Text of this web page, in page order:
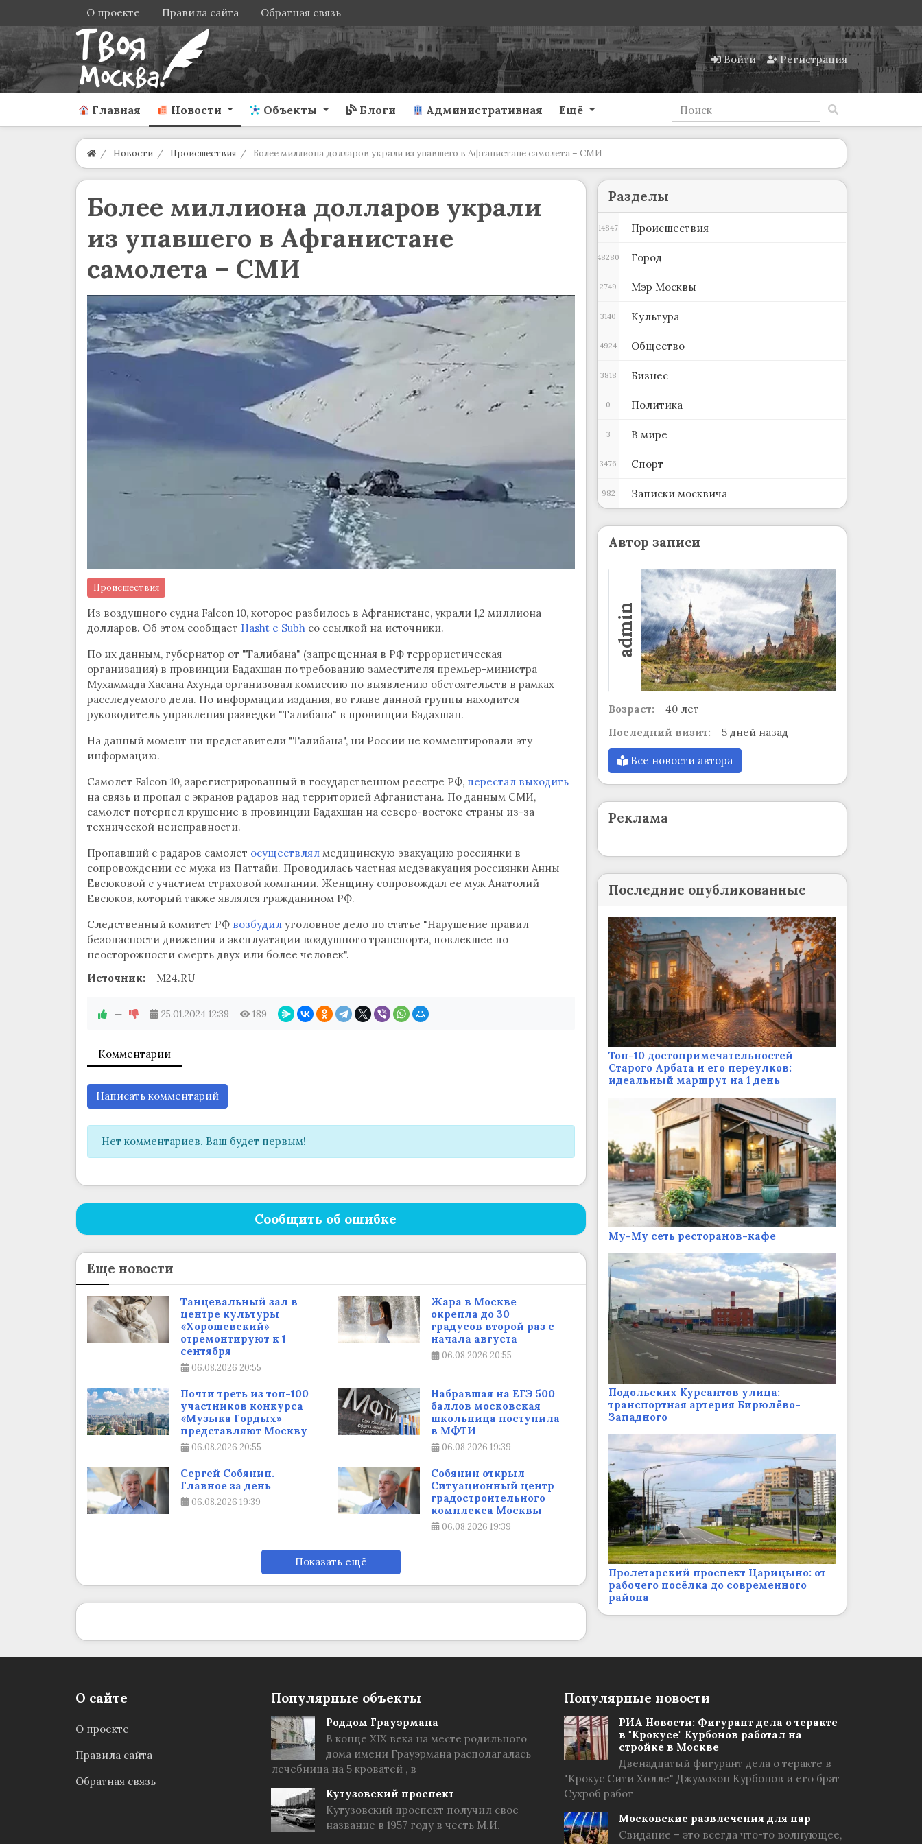
О проекте Правила сайта Обратная связь
Войти Регистрация
Главная Новости Объекты Блоги Административная Ещё
Новости Происшествия Более миллиона долларов украли из упавшего в Афганистане самолета – СМИ
Более миллиона долларов украли
из упавшего в Афганистане
самолета – СМИ
Происшествия
Из воздушного судна Falcon 10, которое разбилось в Афганистане, украли 1,2 миллиона
долларов. Об этом сообщает Hasht e Subhсо ссылкой на источники.
По их данным, губернатор от "Талибана" (запрещенная в РФ террористическая
организация) в провинции Бадахшан по требованию заместителя премьер-министра
Мухаммада Хасана Ахунда организовал комиссию по выявлению обстоятельств в рамках
расследуемого дела. По информации издания, во главе данной группы находится
руководитель управления разведки "Талибана" в провинции Бадахшан.
На данный момент ни представители "Талибана", ни России не комментировали эту
информацию.
Самолет Falcon 10, зарегистрированный в государственном реестре РФ, перестал выходить
на связь и пропал с экранов радаров над территорией Афганистана. По данным СМИ,
самолет потерпел крушение в провинции Бадахшан на северо-востоке страны из-за
технической неисправности.
Пропавший с радаров самолет осуществлялмедицинскую эвакуацию россиянки в
сопровождении ее мужа из Паттайи. Проводилась частная медэвакуация россиянки Анны
Евсюковой с участием страховой компании. Женщину сопровождал ее муж Анатолий
Евсюков, который также являлся гражданином РФ.
Следственный комитет РФ возбудилуголовное дело по статье "Нарушение правил
безопасности движения и эксплуатации воздушного транспорта, повлекшее по
неосторожности смерть двух или более человек".
Источник:
M24.RU
— 25.01.2024 12:39 189
Комментарии
Написать комментарий
Нет комментариев. Ваш будет первым!
Сообщить об ошибке
Еще новости
Танцевальный зал в
центре культуры
«Хорошевский»
отремонтируют к 1
сентября
06.08.2026 20:55
Жара в Москве
окрепла до 30
градусов второй раз с
начала августа
06.08.2026 20:55
Почти треть из топ-100
участников конкурса
«Музыка Гордых»
представляют Москву
06.08.2026 20:55
Набравшая на ЕГЭ 500
баллов московская
школьница поступила
в МФТИ
06.08.2026 19:39
Сергей Собянин.
Главное за день
06.08.2026 19:39
Собянин открыл
Ситуационный центр
градостроительного
комплекса Москвы
06.08.2026 19:39
Показать ещё
Разделы
Происшествия
14847
Город
48280
Мэр Москвы
2749
Культура
3140
Общество
4924
Бизнес
3818
Политика
0
В мире
3
Спорт
3476
Записки москвича
982
Автор записи
admin
Возраст:
40 лет
Последний визит:
5 дней назад
Все новости автора
Реклама
Последние опубликованные
Топ-10 достопримечательностей
Старого Арбата и его переулков:
идеальный маршрут на 1 день
Му-Му сеть ресторанов-кафе
Подольских Курсантов улица:
транспортная артерия Бирюлёво-
Западного
Пролетарский проспект Царицыно: от
рабочего посёлка до современного
района
О сайте
О проекте
Правила сайта
Обратная связь
Популярные объекты
Роддом Грауэрмана
В конце XIX века на месте родильного
дома имени Грауэрмана располагалась
лечебница на 5 кроватей , в
Кутузовский проспект
Кутузовский проспект получил свое
название в 1957 году в честь М.И.
Популярные новости
РИА Новости: Фигурант дела о теракте
в "Крокусе" Курбонов работал на
стройке в Москве
Двенадцатый фигурант дела о теракте в
"Крокус Сити Холле" Джумохон Курбонов и его брат
Сухроб работ
Московские развлечения для пар
Свидание – это всегда что-то волнующее,